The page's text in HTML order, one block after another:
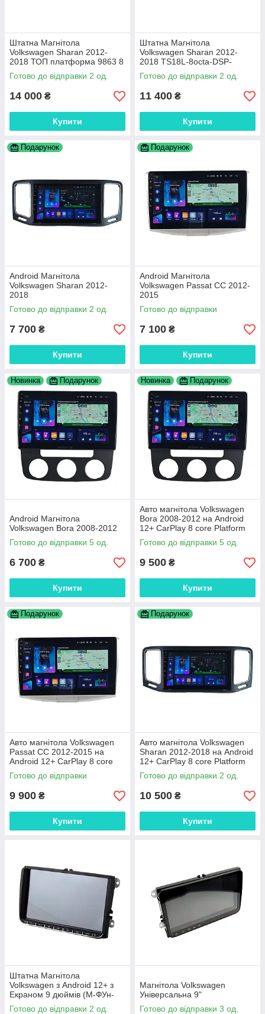
Штатна Магнітола
Volkswagen Sharan 2012-
2018 ТОП платформа 9863 8
ядер 4G DSP
Готово до відправки 2 од.
14 000 ₴
Купити
Штатна Магнітола
Volkswagen Sharan 2012-
2018 TS18L-8octa-DSP-
4GWiFi-CarPlay
Готово до відправки 2 од.
11 400 ₴
Купити
Подарунок
Android Магнітола
Volkswagen Sharan 2012-
2018
Готово до відправки 2 од.
7 700 ₴
Купити
Подарунок
Android Магнітола
Volkswagen Passat СС 2012-
2015
Готово до відправки
7 100 ₴
Купити
Новинка Подарунок
Android Магнітола
Volkswagen Bora 2008-2012
Готово до відправки 5 од.
6 700 ₴
Купити
Новинка Подарунок
Авто магнітола Volkswagen
Bora 2008-2012 на Android
12+ CarPlay 8 core Platform
XyAuto
Готово до відправки 5 од.
9 500 ₴
Купити
Подарунок
Авто магнітола Volkswagen
Passat СС 2012-2015 на
Android 12+ CarPlay 8 core
Platform XyAuto
Готово до відправки
9 900 ₴
Купити
Подарунок
Авто магнітола Volkswagen
Sharan 2012-2018 на Android
12+ CarPlay 8 core Platform
XyAuto
Готово до відправки 2 од.
10 500 ₴
Купити
Штатна Магнітола
Volkswagen з Android 12+ з
Екраном 9 дюймів (М-ФУн-
КР-3Ж)
Готово до відправки 2 од.
Магнітола Volkswagen
Універсальна 9"
Готово до відправки 3 од.